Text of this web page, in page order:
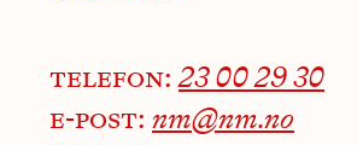
telefon:23 00 29 30
e-post: nm@nm.no